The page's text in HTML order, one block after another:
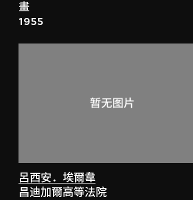
畫
1955
呂西安．埃爾韋
昌迪加爾高等法院